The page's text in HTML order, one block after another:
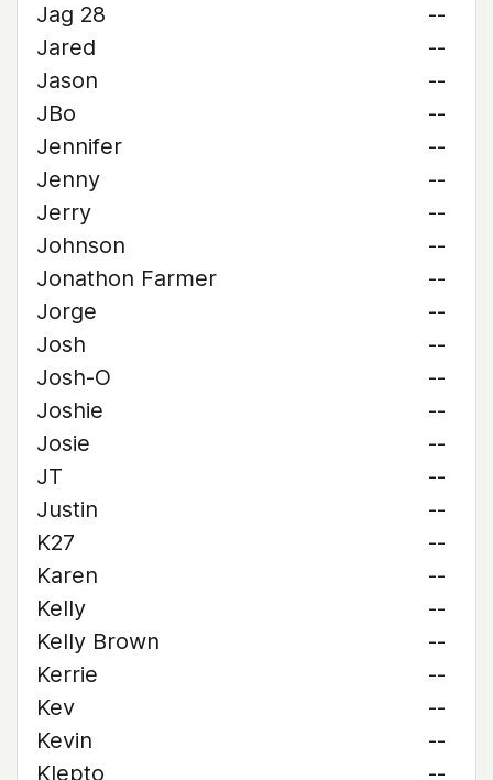
Jag 28
--
Jared
--
Jason
--
JBo
--
Jennifer
--
Jenny
--
Jerry
--
Johnson
--
Jonathon Farmer
--
Jorge
--
Josh
--
Josh-O
--
Joshie
--
Josie
--
JT
--
Justin
--
K27
--
Karen
--
Kelly
--
Kelly Brown
--
Kerrie
--
Kev
--
Kevin
--
Klepto
--